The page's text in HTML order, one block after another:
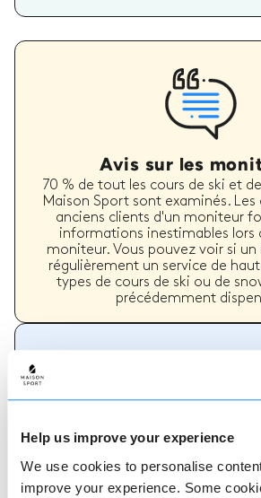
Help us improve your experience
We use cookies to personalise
improve your experience. Some
Avis sur les
70 % de tout les cours de ski et
Maison Sport sont examinés. Les
anciens clients d'un moniteur
informations inestimables lors
moniteur. Vous pouvez voir si
régulièrement un service de
types de cours de ski ou de
précédemment
Comment
simple, notre équipe amicale et
instantanément en ligne ou parlez
si vous avez besoin d'aide.